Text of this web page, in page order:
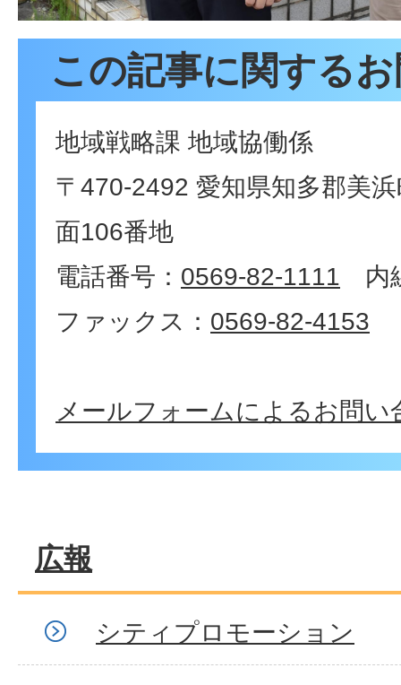
この記事に関する
地域戦略課 地域協働係
〒470-2492 愛知県知多郡美
面106番地
電話番号： 0569-82-1111 内
ファックス： 0569-82-4153
メールフォームによるお問い
広報
シティプロモーション